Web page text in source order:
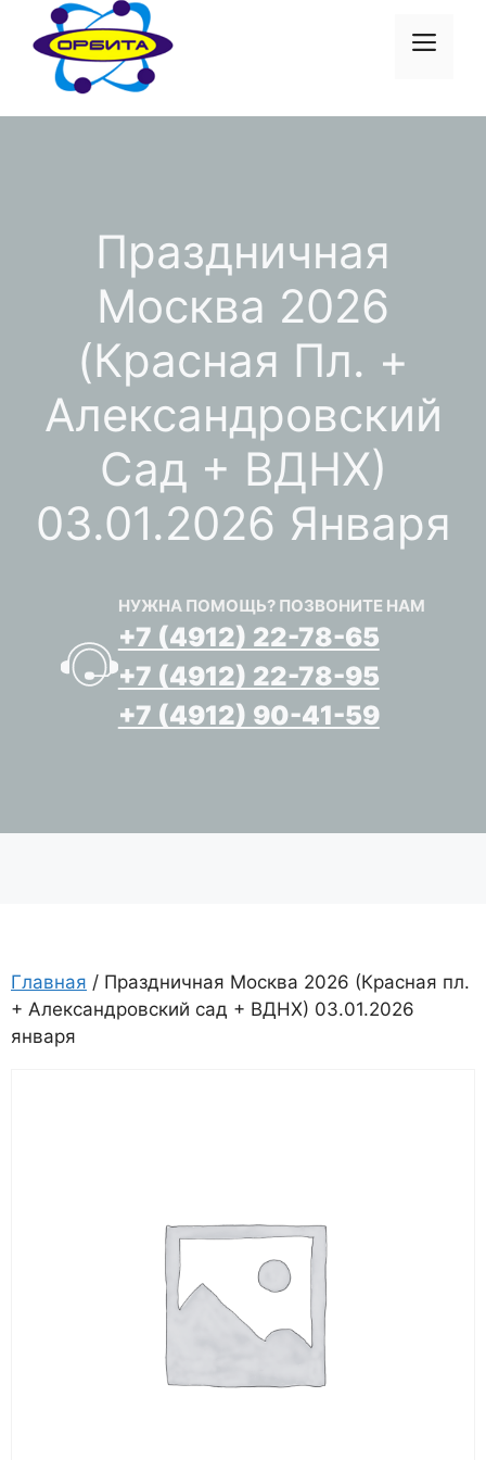
Перейти
содержимому
Меню
Праздничная
Москва 2026
(Красная Пл. +
Александровский
Сад + ВДНХ)
03.01.2026 Января
НУЖНА ПОМОЩЬ? ПОЗВОНИТЕ НАМ
+7 (4912) 22-78-65
+7 (4912) 22-78-95
+7 (4912) 90-41-59
Главная / Праздничная Москва 2026 (Красная пл.
+ Александровский сад + ВДНХ) 03.01.2026
января